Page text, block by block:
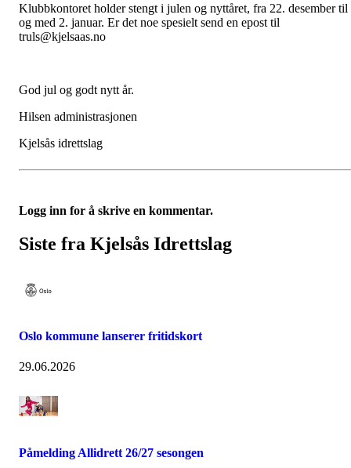
Klubbkontoret holder stengt i julen og nyttåret, fra 22. desember til
og med 2. januar. Er det noe spesielt send en epost til
truls@kjelsaas.no
God jul og godt nytt år.
Hilsen administrasjonen
Kjelsås idrettslag
Logg inn for å skrive en kommentar.
Siste fra Kjelsås Idrettslag
Oslo kommune lanserer fritidskort
29.06.2026
Påmelding Allidrett 26/27 sesongen